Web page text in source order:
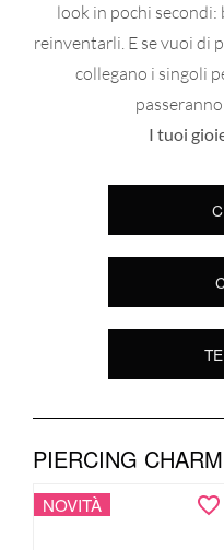
look in pochi
reinventarli. E se vuoi di
collegano i singoli
I tuoi
PIERCING
NOVITÀ